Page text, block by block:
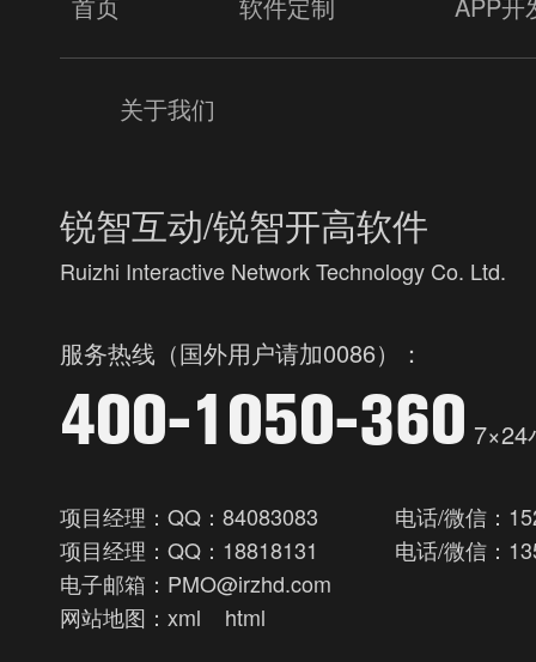
关于我们
锐智互动/锐智开高软件
Ruizhi Interactive Network Technology Co. Ltd.
服务热线（国外用户请加0086）：
400-1050-360 7×24
项目经理：QQ：84083083
电话/微信：
项目经理：QQ：18818131
电话/微信：
电子邮箱：PMO@irzhd.com
网站地图： xml html